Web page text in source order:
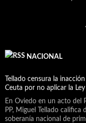
NACIONAL
Tellado censura la
Ceuta por no aplicar la
En Oviedo en un acto del
PP, Miguel Tellado califica
soberanía nacional de